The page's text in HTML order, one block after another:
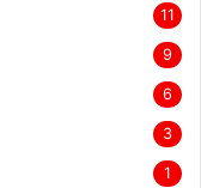
11
9
6
3
1